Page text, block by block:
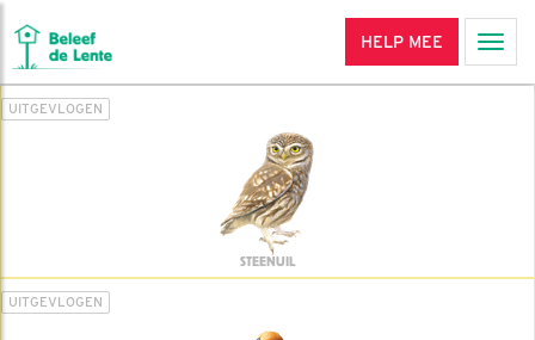
HELP MEE
UITGEVLOGEN
STEENUIL
UITGEVLOGEN